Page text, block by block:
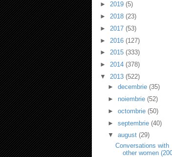
► 2019 (5)
► 2018 (23)
► 2017 (53)
► 2016 (127)
► 2015 (333)
► 2014 (378)
▼ 2013 (522)
► decembrie (35)
► noiembrie (52)
► octombrie (50)
► septembrie (40)
▼ august (29)
Conversations with
other women